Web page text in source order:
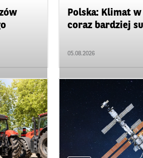
Polska: Klimat
coraz bardziej
05.08.2026